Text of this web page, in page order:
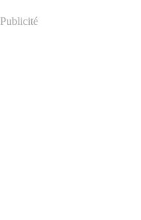
Publicité